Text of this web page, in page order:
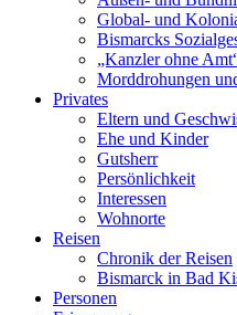
Global- und
Bismarcks
„Kanzler ohne
Morddrohungen
Privates
Eltern und
Ehe und Kinder
Gutsherr
Persönlichkeit
Interessen
Wohnorte
Reisen
Chronik der Reisen
Bismarck in Bad
Personen